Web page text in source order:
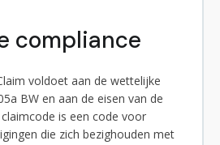
compliance
voldoet aan de wettelijke
BW en aan de eisen van de
is een code voor
die zich bezighouden met